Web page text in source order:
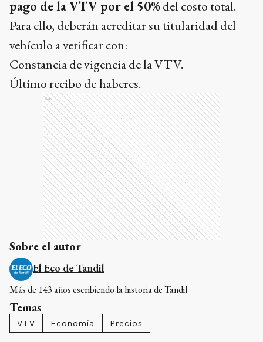
pago de la VTV por el 50%del costo total.
Para ello, deberán acreditar su titularidad del
vehículo a verificar con:
Constancia de vigencia de la VTV.
Último recibo dehaberes.
Ads
Sobre el autor
El Eco de Tandil
Más de 143 años escribiendo la historia de Tandil
Temas
VTV Economía Precios